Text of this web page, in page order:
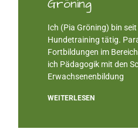
Gröning
Ich (Pia Gröning) bin
Hundetraining tätig.
Fortbildungen im
ich Pädagogik mit den
Erwachsenenbildung
WEITERLESEN